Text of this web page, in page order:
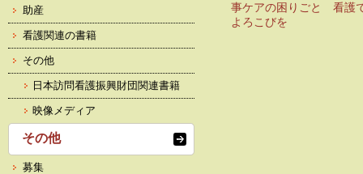
事ケアの困りごと 看護
よろこびを
助産
看護関連の書籍
その他
日本訪問看護振興財団関連書籍
映像メディア
その他
募集